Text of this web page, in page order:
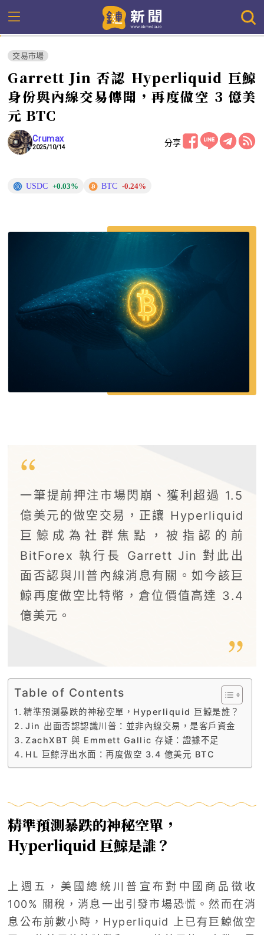
交易市場
Garrett Jin 否認 Hyperliquid 巨鯨
身份與內線交易傳聞，再度做空 3 億美
元 BTC
Crumax
2025/10/14 分享
USDC +0.03% BTC -0.24%
一筆提前押注市場閃崩、獲利超過 1.5
億美元的做空交易，正讓 Hyperliquid
巨鯨成為社群焦點，被指認的前
BitForex 執行長 Garrett Jin 對此出
面否認與川普內線消息有關。如今該巨
鯨再度做空比特幣，倉位價值高達 3.4
億美元。
Table of Contents
精準預測暴跌的神秘空單，Hyperliquid 巨鯨是誰？
Jin 出面否認認識川普：並非內線交易，是客戶資金
ZachXBT 與 Emmett Gallic 存疑：證據不足
HL 巨鯨浮出水面：再度做空 3.4 億美元 BTC
精準預測暴跌的神秘空單，
Hyperliquid 巨鯨是誰？
上週五，美國總統川普宣布對中國商品徵收
100% 關稅，消息一出引發市場恐慌。然而在消
息公布前數小時，Hyperliquid 上已有巨鯨做空